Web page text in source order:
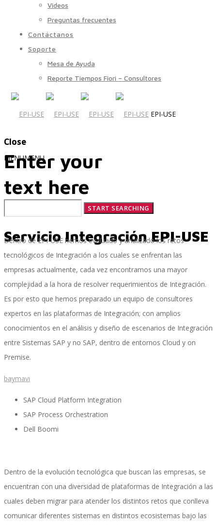
Videos
Preguntas frecuentes
Contáctanos
Soporte
Mesa de Ayuda
Reporte Tiempos Fiori – Consultores
EPI-USE
MENUMENU
Servicios
Servicios y productos cloud
SAP S/4 HANA
Implementación SAP SuccessFactors
Implementación Nómina Cloud Sap
Close
Enter your
text here
Servicio Integración EPI-USE
Dentro de EPI-USE hemos evaluado y analizado los retos
tecnológicos de Integración a los cuales se enfrentan las
empresas actualmente, cada vez encontramos una mayor
complejidad a la hora de resolver requerimientos de Integración.
Es por esto que hemos preparado un equipo de consultores
expertos en las plataformas de Integración; con amplios
conocimientos en el análisis y diseño de escenarios de Integración
entre Sistemas SAP y no SAP, dentro de entornos Cloud y on
Premise.
baymavi
SAP Cloud Platform Integration
SAP Process Orchestration
Dell Boomi
Dentro de la evolución tecnológica que buscan las empresas, se
encuentran con una diversidad de plataformas de Integración a las
cuales deben migrar para atender los distintos retos que conlleva
comunicar diferentes sistemas en distintos ecosistemas bajo las